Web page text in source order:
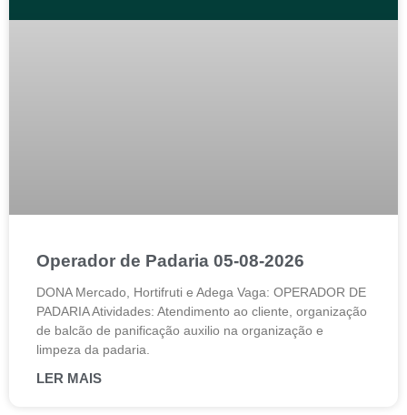
Operador de Padaria 05-08-2026
DONA Mercado, Hortifruti e Adega Vaga: OPERADOR DE
PADARIA Atividades: Atendimento ao cliente, organização
de balcão de panificação auxilio na organização e
limpeza da padaria.
LER MAIS